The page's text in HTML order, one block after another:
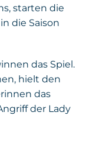
starten die
die Saison
das Spiel.
hielt den
das
der Lady